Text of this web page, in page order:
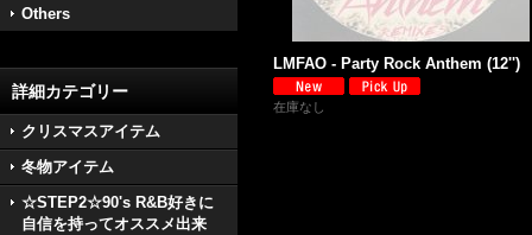
Others
詳細カテゴリー
クリスマスアイテム
冬物アイテム
☆STEP2☆90's R&B好きに
自信を持ってオススメ出来
LMFAO - Party Rock Anthem (12'')
在庫なし